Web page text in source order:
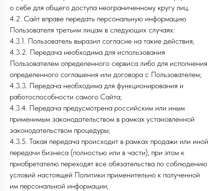
о себе для общего доступа неограниченному кругу лиц.
4.2. Сайт вправе передать персональную информацию
Пользователя третьим лицам в следующих случаях:
4.3.1. Пользователь выразил согласие на такие действия;
4.3.2. Передача необходима для использования
Пользователем определенного сервиса либо для исполнения
определенного соглашения или договора с Пользователем;
4.3.3. Передача необходима для функционирования и
работоспособности самого Сайта;
4.3.4. Передача предусмотрена российским или иным
применимым законодательством в рамках установленной
законодательством процедуры;
4.3.5. Такая передача происходит в рамках продажи или иной
передачи бизнеса (полностью или в части), при этом к
приобретателю переходят все обязательства по соблюдению
условий настоящей Политики применительно к полученной
им персональной информации;